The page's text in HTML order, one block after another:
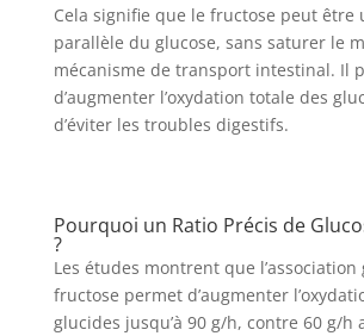
Cela signifie que le fructose peut être
parallèle du glucose, sans saturer le
mécanisme de transport intestinal. Il
d’augmenter l’oxydation totale des
d’éviter les troubles digestifs.
Pourquoi un Ratio Précis de
?
Les études montrent que l’association
fructose permet d’augmenter
glucides jusqu’à 90 g/h, contre 60 g/h